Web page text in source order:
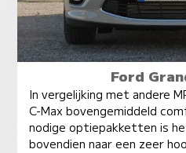
Ford
In vergelijking met andere
C-Max bovengemiddeld
nodige optiepakketten is
bovendien naar een zeer